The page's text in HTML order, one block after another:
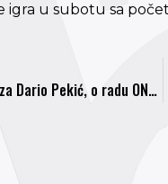
igra u subotu sa
Prvi dopredsjednik Saveza Dario Pekić, o radu ONS-a delegate upoznao Mirzet Hindija